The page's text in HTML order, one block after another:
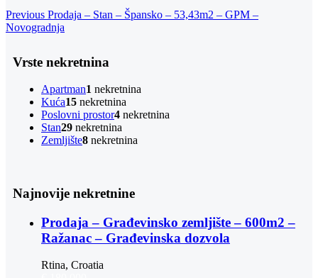
Navigacija
objava
Previous
Post
Previous Prodaja – Stan – Špansko – 53,43m2 – GPM –
Novogradnja
Vrste nekretnina
Apartman1 nekretnina
Kuća15 nekretnina
Poslovni prostor4 nekretnina
Stan29 nekretnina
Zemljište8 nekretnina
Najnovije nekretnine
Prodaja – Građevinsko zemljište – 600m2 –
Ražanac – Građevinska dozvola
Rtina, Croatia